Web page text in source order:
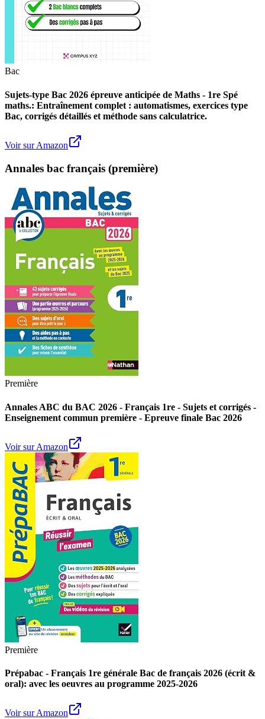
Bac
Sujets-type Bac 2026 épreuve anticipée de Maths - 1re Spé
maths.: Entraînement complet : automatismes, exercices type
Bac, corrigés détaillés et méthode sans calculatrice.
Voir sur Amazon
Annales bac français (première)
Première
Annales ABC du BAC 2026 - Français 1re - Sujets et corrigés -
Enseignement commun première - Epreuve finale Bac 2026
Voir sur Amazon
Première
Prépabac - Français 1re générale Bac de français 2026 (écrit &
oral): avec les oeuvres au programme 2025-2026
Voir sur Amazon